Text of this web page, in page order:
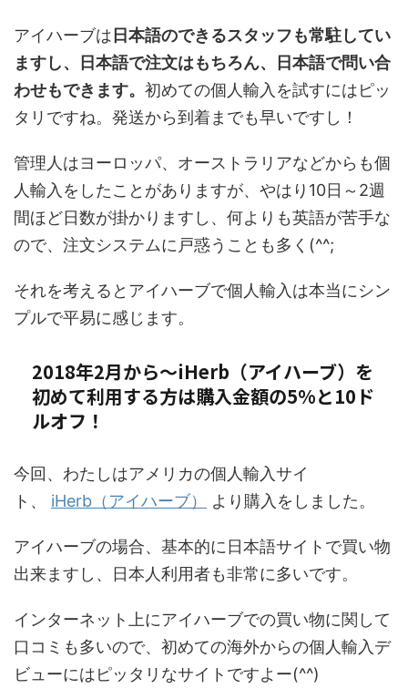
アイハーブは日本語のできるスタッフも常駐してい
ますし、日本語で注文はもちろん、日本語で問い合
わせもできます。 初めての個人輸入を試すにはピッ
タリですね。発送から到着までも早いですし！
管理人はヨーロッパ、オーストラリアなどからも個
人輸入をしたことがありますが、やはり10日～2週
間ほど日数が掛かりますし、何よりも英語が苦手な
ので、注文システムに戸惑うことも多く(^^;
それを考えるとアイハーブで個人輸入は本当にシン
プルで平易に感じます。
2018年2月から～iHerb（アイハーブ）を
初めて利用する方は購入金額の5%と10ド
ルオフ！
今回、わたしはアメリカの個人輸入サイ
ト、 iHerb（アイハーブ） より購入をしました。
アイハーブの場合、基本的に日本語サイトで買い物
出来ますし、日本人利用者も非常に多いです。
インターネット上にアイハーブでの買い物に関して
口コミも多いので、初めての海外からの個人輸入デ
ビューにはピッタリなサイトですよー(^^)